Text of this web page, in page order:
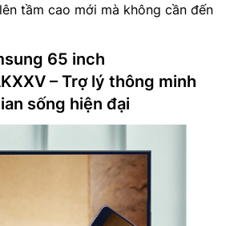
tầm cao mới mà không cần đến
65 inch
– Trợ lý thông minh
sống hiện đại